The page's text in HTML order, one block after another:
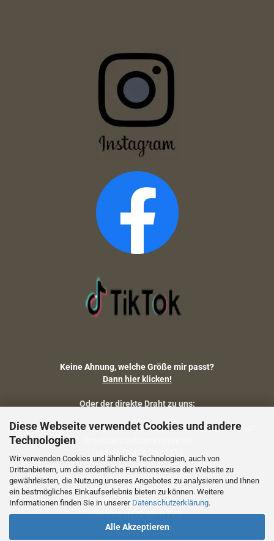
Diese Webseite verwendet Cookies und andere
Technologien
Wir verwenden Cookies und ähnliche Technologien, auch von
Drittanbietern, um die ordentliche Funktionsweise der Website zu
gewährleisten, die Nutzung unseres Angebotes zu analysieren und Ihnen
ein bestmögliches Einkaufserlebnis bieten zu können. Weitere
Informationen finden Sie in unserer Datenschutzerklärung.
Alle Akzeptieren
Keine Ahnung, welche Größe mir passt?
Dann hier klicken!
Oder der direkte Draht zu uns:
Fragen zu Artikelmaßen, Warenbestand, Lieferstatus, Versand?
Telefon: 09474-9523253
Fragen zum Artikel (Größenberatung etc.)
email: holger@camostore.de
Telefon: 09474-9523253
Telefon: 0172-8691770